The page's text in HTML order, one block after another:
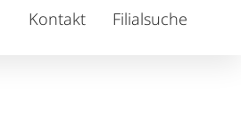
Kontakt Filialsuche